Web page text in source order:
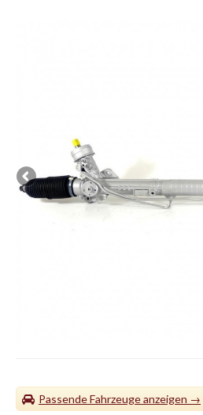
Passende Fahrzeuge